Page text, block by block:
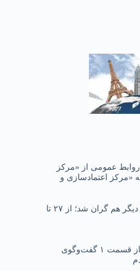
عمومی از «مرکز
«مرکز اعتمادسازی و
چند قلم داروی دیگر هم گران شد؛ از ۲۷ تا
۶ نکته‌ی کوتاه از قسمت ۱ گفت‌وگوی